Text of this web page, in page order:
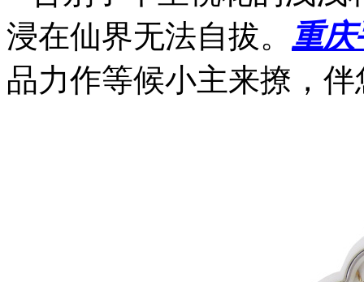
浸在仙界无法自拔。 重庆
品力作等候小主来撩，